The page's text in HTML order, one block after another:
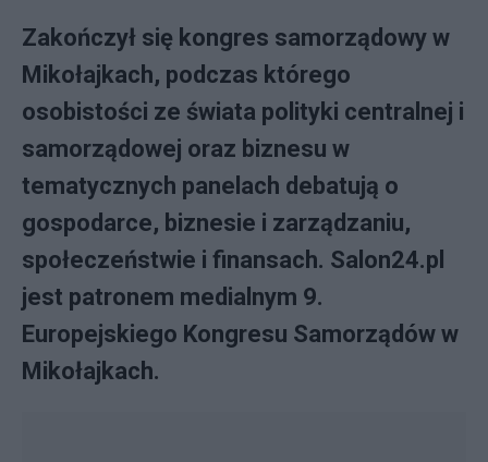
Zakończył się kongres samorządowy w
Mikołajkach, podczas którego
osobistości ze świata polityki centralnej i
samorządowej oraz biznesu w
tematycznych panelach debatują o
gospodarce, biznesie i zarządzaniu,
społeczeństwie i finansach. Salon24.pl
jest patronem medialnym 9.
Europejskiego Kongresu Samorządów w
Mikołajkach.